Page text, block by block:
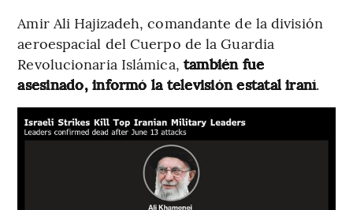
Amir Ali Hajizadeh, comandante de la división
aeroespacial del Cuerpo de la Guardia
Revolucionaria Islámica, también fue
asesinado, informó la televisión estatal iraní.